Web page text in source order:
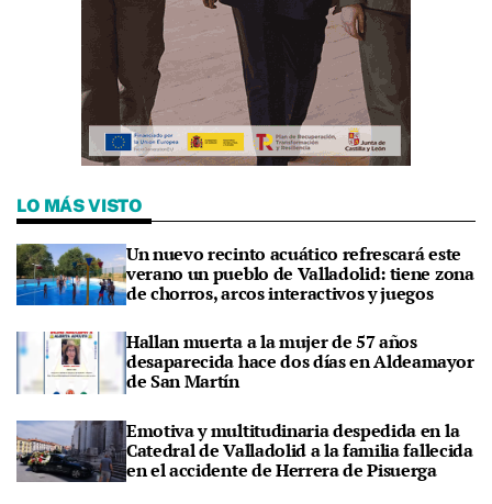
LO MÁS VISTO
Un nuevo recinto acuático refrescará este
verano un pueblo de Valladolid: tiene zona
de chorros, arcos interactivos y juegos
Hallan muerta a la mujer de 57 años
desaparecida hace dos días en Aldeamayor
de San Martín
Emotiva y multitudinaria despedida en la
Catedral de Valladolid a la familia fallecida
en el accidente de Herrera de Pisuerga